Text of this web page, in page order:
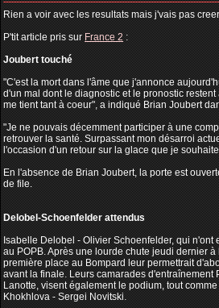
Rien a voir avec les resultats mais j'vais pas
P'tit article pris surFrance 2:
Joubert touché
"C'est la mort dans l'âme que j'annonce
d'un mal dont le diagnostic et le pronostic
me tient tant à coeur", a indiqué Brian Joubert
"Je ne pouvais décemment participer à une
retrouver la santé. Surpassant mon désarroi
l'occasion d'un retour sur la glace que je
En l'absence de Brian Joubert, la porte est
de file.
Delobel-Schoenfelder attendus
Isabelle Delobel - Olivier Schoenfelder, qui
au POPB. Après une lourde chute jeudi dernier
première place au Bompard leur permettrait
avant la finale. Leurs camarades
Lanotte, visent également le podium, tout
Khokhlova - Sergei Novitski.